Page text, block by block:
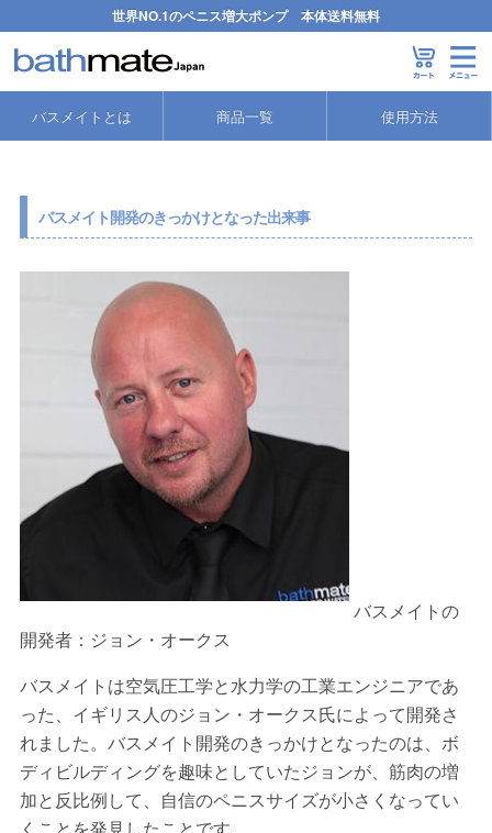
世界NO.1のペニス増大ポンプ 本体送料無料
バスメイトとは 商品一覧 使用方法
ハイドロマックス/ペニスポンプ コラム > 2006年から始った
バスメイト開発のきっかけとなった出来事
バスメイトの
開発者：ジョン・オークス
バスメイトは空気圧工学と水力学の工業エンジニアであ
った、イギリス人のジョン・オークス氏によって開発さ
れました。バスメイト開発のきっかけとなったのは、ボ
ディビルディングを趣味としていたジョンが、筋肉の増
加と反比例して、自信のペニスサイズが小さくなってい